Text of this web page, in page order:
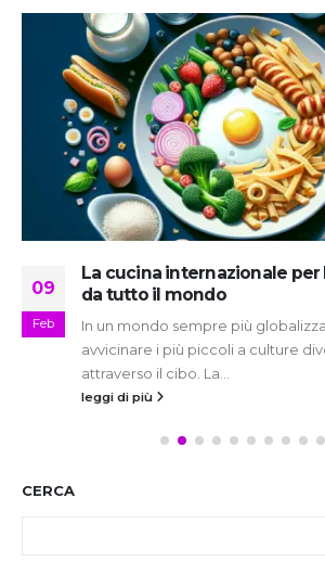
09
Feb
La cucina internazionale
da tutto il mondo
In un mondo sempre più
avvicinare i più piccoli a culture
attraverso il cibo. La...
leggi di più
CERCA